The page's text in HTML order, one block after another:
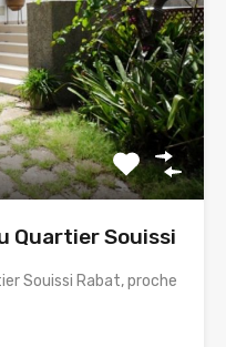
Quartier Souissi
Souissi Rabat, proche